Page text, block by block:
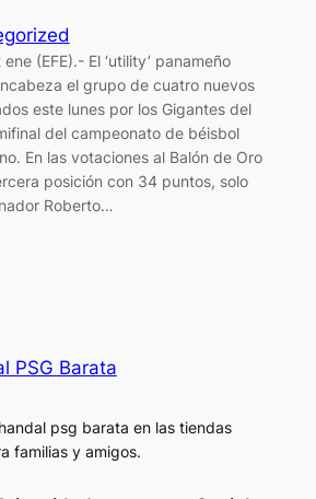
(EFE).- El ‘utility’ panameño
el grupo de cuatro nuevos
este lunes por los Gigantes del
del campeonato de béisbol
En las votaciones al Balón de Oro
posición con 34 puntos, solo
Roberto…
PSG Barata
psg barata en las tiendas
familias y amigos.